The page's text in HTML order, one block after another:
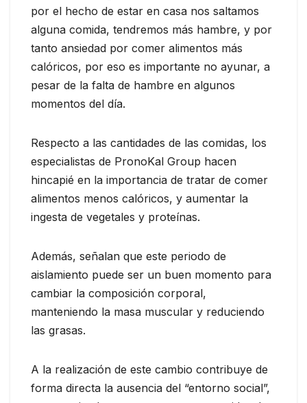
por el hecho de estar en casa nos saltamos
alguna comida, tendremos más hambre, y por
tanto ansiedad por comer alimentos más
calóricos, por eso es importante no ayunar, a
pesar de la falta de hambre en algunos
momentos del día.
Respecto a las cantidades de las comidas, los
especialistas de PronoKal Group hacen
hincapié en la importancia de tratar de comer
alimentos menos calóricos, y aumentar la
ingesta de vegetales y proteínas.
Además, señalan que este periodo de
aislamiento puede ser un buen momento para
cambiar la composición corporal,
manteniendo la masa muscular y reduciendo
las grasas.
A la realización de este cambio contribuye de
forma directa la ausencia del “entorno social”,